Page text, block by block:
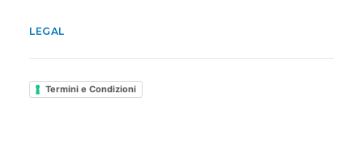
LEGAL
Termini e Condizioni